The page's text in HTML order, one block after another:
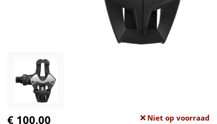
€ 100,00 Niet op voorraad